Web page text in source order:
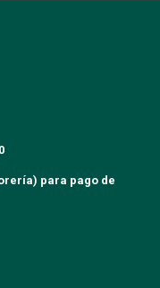
para pago de